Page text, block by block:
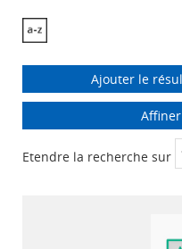
Ajouter le
Etendre la recherche sur